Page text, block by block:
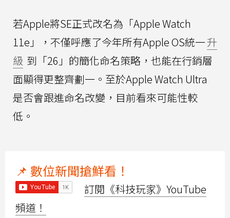
若Apple將SE正式改名為「Apple Watch
11e」，不僅呼應了今年所有Apple OS統一升
級 到「26」的簡化命名策略，也能在行銷層
面顯得更整齊劃一。至於Apple Watch Ultra
是否會跟進命名改變，目前看來可能性較
低。
📌 數位新聞搶鮮看！
訂閱《科技玩家》YouTube
頻道！